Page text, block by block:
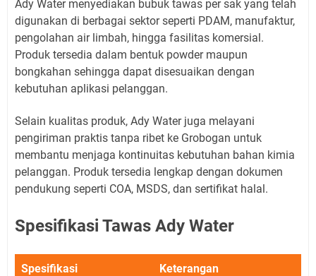
Ady Water menyediakan bubuk tawas per sak yang telah
digunakan di berbagai sektor seperti PDAM, manufaktur,
pengolahan air limbah, hingga fasilitas komersial.
Produk tersedia dalam bentuk powder maupun
bongkahan sehingga dapat disesuaikan dengan
kebutuhan aplikasi pelanggan.
Selain kualitas produk, Ady Water juga melayani
pengiriman praktis tanpa ribet ke Grobogan untuk
membantu menjaga kontinuitas kebutuhan bahan kimia
pelanggan. Produk tersedia lengkap dengan dokumen
pendukung seperti COA, MSDS, dan sertifikat halal.
Spesifikasi Tawas Ady Water
Spesifikasi Keterangan